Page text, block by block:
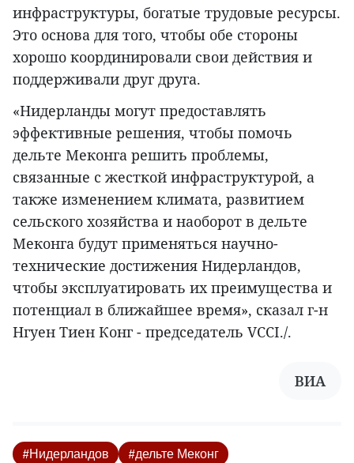
инфраструктуры, богатые трудовые ресурсы.
Это основа для того, чтобы обе стороны
хорошо координировали свои действия и
поддерживали друг друга.
«Нидерланды могут предоставлять
эффективные решения, чтобы помочь
дельте Меконга решить проблемы,
связанные с жесткой инфраструктурой, а
также изменением климата, развитием
сельского хозяйства и наоборот в дельте
Меконга будут применяться научно-
технические достижения Нидерландов,
чтобы эксплуатировать их преимущества и
потенциал в ближайшее время», сказал г-н
Нгуен Тиен Конг - председатель VCCI./.
ВИА
#Нидерландов
#дельте Меконг